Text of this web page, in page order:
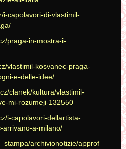
i-capolavori-di-vlastimil-
praga-in-mostra-i-
vlastimil-kosvanec-praga-
e-delle-idee/
clanek/kultura/vlastimil-
mi-rozumeji-132550
i-capolavori-dellartista-
arrivano-a-milano/
archivionotizie/approf